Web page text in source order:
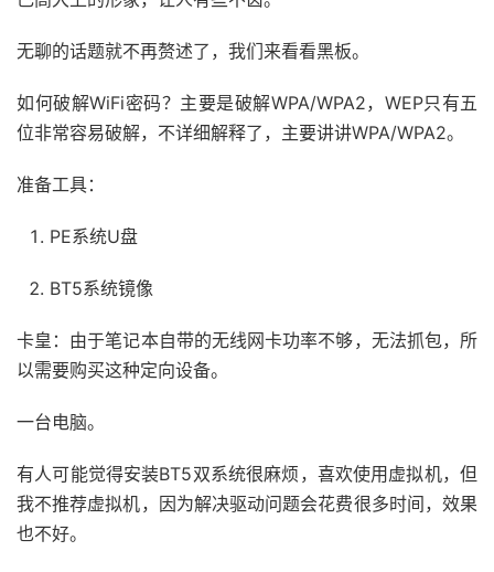
无聊的话题就不再赘述了，我们来看看黑板。
如何破解WiFi密码？主要是破解WPA/WPA2，WEP只有五
位非常容易破解，不详细解释了，主要讲讲WPA/WPA2。
准备工具：
PE系统U盘
BT5系统镜像
卡皇：由于笔记本自带的无线网卡功率不够，无法抓包，所
以需要购买这种定向设备。
一台电脑。
有人可能觉得安装BT5双系统很麻烦，喜欢使用虚拟机，但
我不推荐虚拟机，因为解决驱动问题会花费很多时间，效果
也不好。